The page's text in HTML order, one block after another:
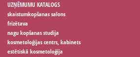
UZŅĒMUMU KATALOGS
skaistumkopšanas salons
frizētava
nagu kopšanas studija
kosmetoloģijas centrs, kabinets
estētiskā kosmetoloģija